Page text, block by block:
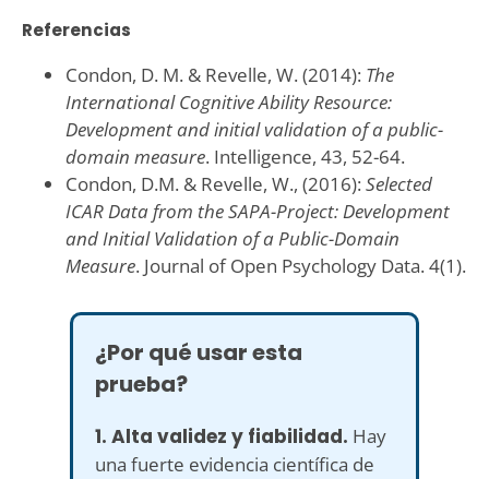
Referencias
Condon, D. M. & Revelle, W. (2014): The
International Cognitive Ability Resource:
Development and initial validation of a public-
domain measure. Intelligence, 43, 52-64.
Condon, D.M. & Revelle, W., (2016): Selected
ICAR Data from the SAPA-Project: Development
and Initial Validation of a Public-Domain
Measure. Journal of Open Psychology Data. 4(1).
¿Por qué usar esta
prueba?
1. Alta validez y fiabilidad. Hay
una fuerte evidencia científica de